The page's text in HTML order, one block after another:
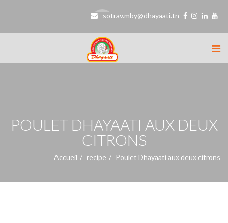
sotrav.mby@dhayaati.tn
POULET DHAYAATI AUX DEUX
CITRONS
Accueil recipe Poulet Dhayaati aux deux citrons